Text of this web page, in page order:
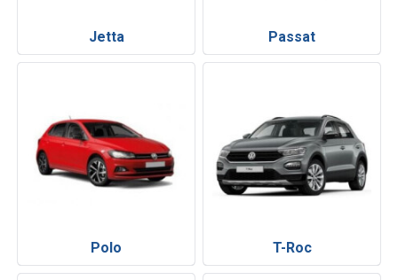
Jetta Passat
Polo T-Roc